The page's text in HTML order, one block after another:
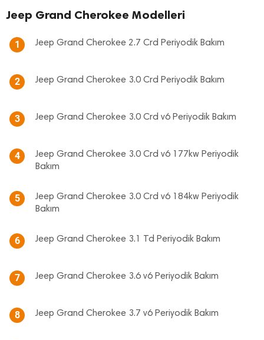
Jeep Grand Cherokee Modelleri
1 Jeep Grand Cherokee 2.7 Crd Periyodik Bakım
2 Jeep Grand Cherokee 3.0 Crd Periyodik Bakım
3 Jeep Grand Cherokee 3.0 Crd v6 Periyodik Bakım
4
Jeep Grand Cherokee 3.0 Crd v6 177kw Periyodik
Bakım
5
Jeep Grand Cherokee 3.0 Crd v6 184kw Periyodik
Bakım
6 Jeep Grand Cherokee 3.1 Td Periyodik Bakım
7 Jeep Grand Cherokee 3.6 v6 Periyodik Bakım
8 Jeep Grand Cherokee 3.7 v6 Periyodik Bakım